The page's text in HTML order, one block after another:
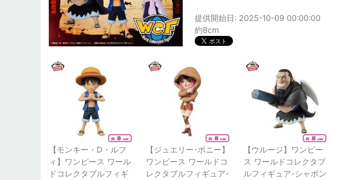
提供開始日: 2025-10-09 00:00:00
約8cm
【モンキー・D・ルフ
ィ】ワンピース ワール
ドコレクタブルフィギ
【ジュエリー･ボニー】
ワンピース ワールドコ
レクタブルフィギュア-
【ウルージ】ワンピー
ス ワールドコレクタブ
ルフィギュア-シャボン